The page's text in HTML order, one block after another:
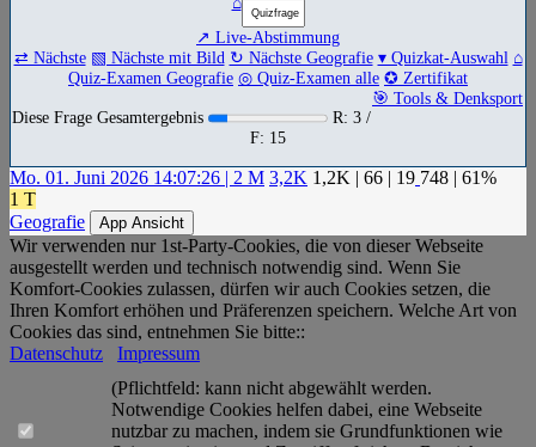
↗ Live-Abstimmung
⇄ Nächste ▧ Nächste mit Bild ↻ Nächste Geografie ▾ Quizkat-Auswahl ⌂
Quiz-Examen Geografie ◎ Quiz-Examen alle ✪ Zertifikat
🎯 Tools & Denksport
Diese Frage Gesamtergebnis
R: 3 /
F: 15
Mo. 01. Juni 2026 14:07:26 | 2 M 3,2K 1,2K | 66 | 19 748 | 61%
1 T
Geografie
App Ansicht
Wir verwenden nur 1st-Party-Cookies, die von dieser Webseite
ausgestellt werden und technisch notwendig sind. Wenn Sie
Komfort-Cookies zulassen, dürfen wir auch Cookies setzen, die
Ihren Komfort erhöhen und Präferenzen speichern. Welche Art von
Cookies das sind, entnehmen Sie bitte::
Datenschutz
Impressum
(Pflichtfeld: kann nicht abgewählt werden.
Notwendige Cookies helfen dabei, eine Webseite
nutzbar zu machen, indem sie Grundfunktionen wie